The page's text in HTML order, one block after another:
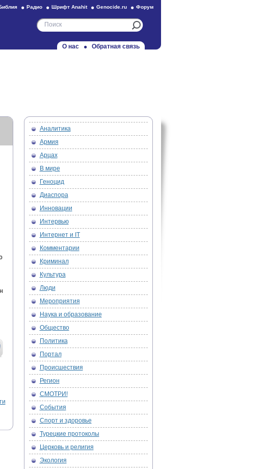
Радио Шрифт Anahit Genocide.ru Форум
О нас Обратная связь
Аналитика
Армия
Арцах
В мире
Геноцид
Диаспора
Инновации
Интервью
Интернет и IT
Комментарии
Криминал
Культура
Люди
Мероприятия
Наука и образование
Общество
Политика
Портал
Происшествия
Регион
СМОТРИ!
События
Спорт и здоровье
Турецкие протоколы
Церковь и религия
Экология